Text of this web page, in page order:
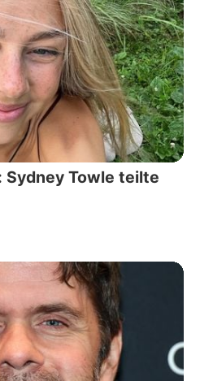
Sydney Towle teilte